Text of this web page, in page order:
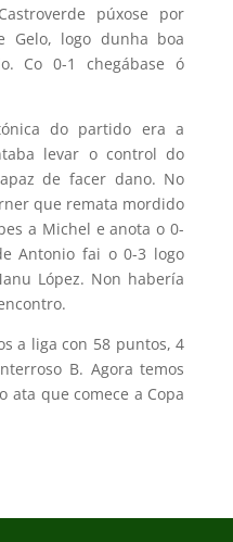
púxose por
Gelo, logo dunha boa
Co 0-1 chegábase ó
do partido era a
levar o control do
de facer dano. No
que remata mordido
a Michel e anota o 0-
Antonio fai o 0-3 logo
López. Non habería
a liga con 58 puntos, 4
B. Agora temos
ata que comece a Copa